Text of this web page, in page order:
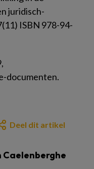
juridisch-
ISBN 978-94-
documenten.
Deel dit artikel
Caelenberghe